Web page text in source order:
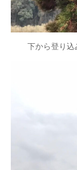
下から登り込